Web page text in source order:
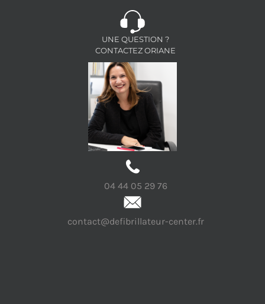
UNE QUESTION ?
CONTACTEZ ORIANE
04 44 05 29 76
contact@defibrillateur-center.fr